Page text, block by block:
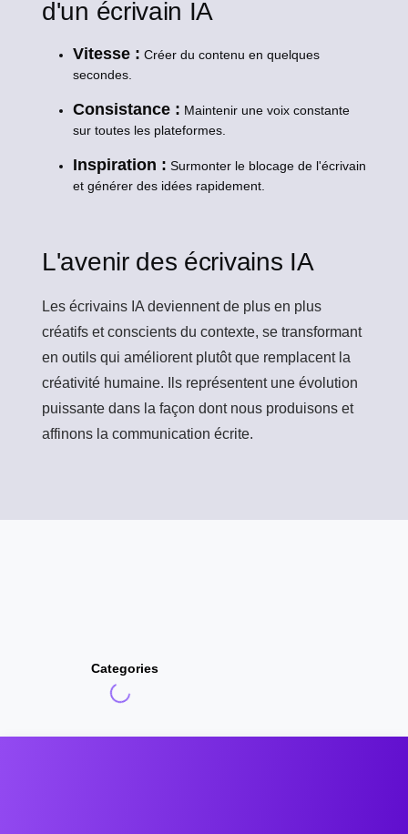
d'un écrivain IA
Vitesse : Créer du contenu en quelques
secondes.
Consistance : Maintenir une voix constante
sur toutes les plateformes.
Inspiration : Surmonter le blocage de l'écrivain
et générer des idées rapidement.
L'avenir des écrivains IA
Les écrivains IA deviennent de plus en plus
créatifs et conscients du contexte, se transformant
en outils qui améliorent plutôt que remplacent la
créativité humaine. Ils représentent une évolution
puissante dans la façon dont nous produisons et
affinons la communication écrite.
Categories